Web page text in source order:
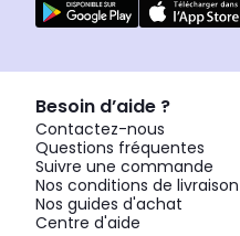
Besoin d’aide ?
Contactez-nous
Questions fréquentes
Suivre une commande
Nos conditions de livraison
Nos guides d'achat
Centre d'aide